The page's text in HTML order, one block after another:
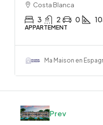
Costa Blanca
3 2 0
APPARTEMENT
Ma Maison en
Prev